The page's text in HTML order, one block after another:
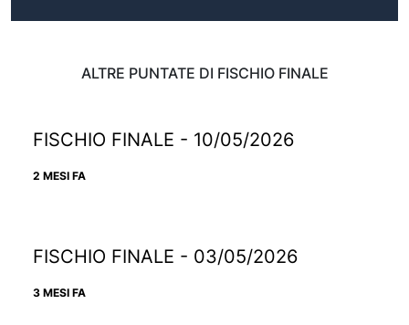
ALTRE PUNTATE DI FISCHIO FINALE
FISCHIO FINALE - 10/05/2026
2 MESI FA
FISCHIO FINALE - 03/05/2026
3 MESI FA